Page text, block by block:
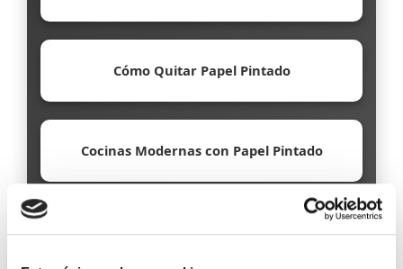
Cómo Quitar Papel Pintado
Cocinas Modernas con Papel Pintado
Papel Pintado Ecológico